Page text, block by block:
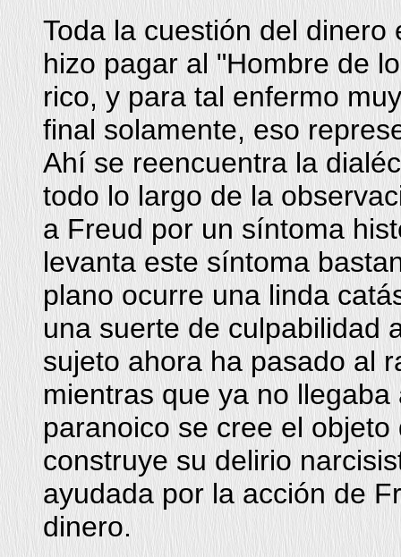
Toda la cuestión del
hizo pagar al "Hombre de
rico, y para tal enfermo
final solamente, eso
Ahí se reencuentra la
todo lo largo de la
a Freud por un síntoma
levanta este síntoma
plano ocurre una linda
una suerte de culpabilidad
sujeto ahora ha pasado al
mientras que ya no
paranoico se cree el
construye su delirio
ayudada por la acción de
dinero.